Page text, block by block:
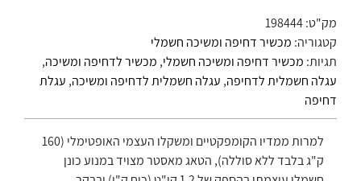
מק"ט:198444
קטגוריה: מכשיר דחיפה ומשיכה חשמלי
תגיות: מכשיר דחיפה ומשיכה חשמלי, מכשיר לדחיפה ומשיכה,
עגלה חשמלית לדחיפה, עגלה חשמלית לדחיפה ומשיכה, עגלת
דחיפה
למרות ממדיו הקומפקטיים ומשקלו העצמי האופטימלי (160
ק"ג בלבד ללא סוללה), הטאג מאסטר מצויד במנוע כונן